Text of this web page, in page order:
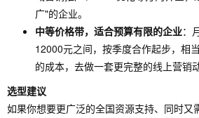
广"的企业。
中等价格带，适合预算有限的企业：
12000元之间，按季度合作起步，相
的成本，去做一套更完整的线上营销
选型建议
如果你想要更广泛的全国资源支持、同时又